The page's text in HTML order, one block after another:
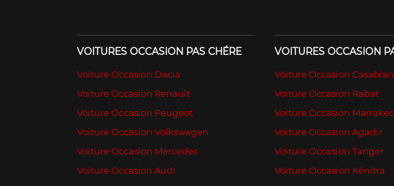
VOITURES OCCASION PAS CHÉRE
Voiture Occasion Dacia
Voiture Occasion Renault
Voiture Occasion Peugeot
Voiture Occasion Volkswagen
Voiture Occasion Mercedes
Voiture Occasion Audi
VOITURES OCCASION
Voiture Occasion
Voiture Occasion Rabat
Voiture Occasion
Voiture Occasion Agadir
Voiture Occasion Tanger
Voiture Occasion Kénitra